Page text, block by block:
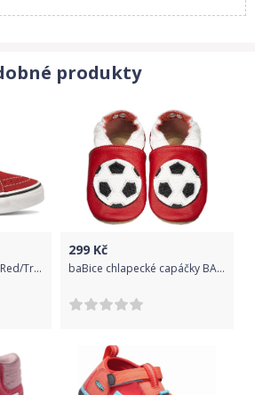
produkty
Vans UY SK8-Hi Racing Red/True White 32
299 Kč
baBice chlapecké capáčky BA 092 16/17 červená